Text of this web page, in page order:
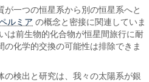
一つの恒星系から別の恒星系へと
ルミア の概念と密接に関連していま
は前生物的化合物が恒星間旅行に耐
の化学的交換の可能性は排除できま
の検出と研究は、我々の太陽系が銀